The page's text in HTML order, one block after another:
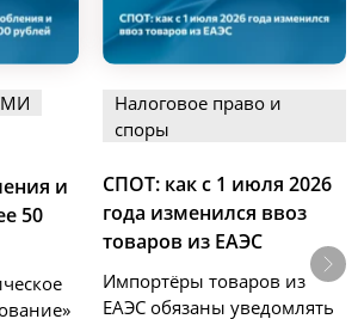
и
50
Налоговое право и
споры
СПОТ: как с 1 июля 2026
года изменился ввоз
товаров из ЕАЭС
Импортёры товаров из
ЕАЭС обязаны уведомлять